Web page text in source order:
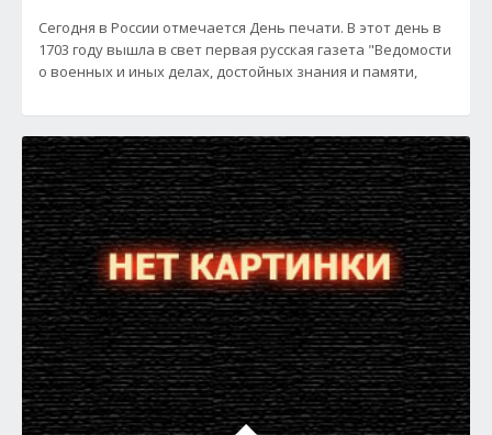
Сегодня в России отмечается День печати. В этот день в
1703 году вышла в свет первая русская газета "Ведомости
о военных и иных делах, достойных знания и памяти,